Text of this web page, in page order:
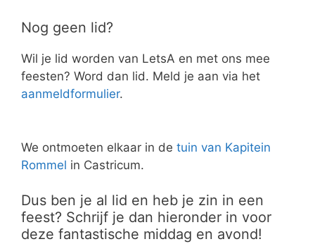
Nog geen lid?
Wil je lid worden van LetsA en met ons mee
feesten? Word dan lid. Meld je aan via het
aanmeldformulier.
We ontmoeten elkaar in de tuin van Kapitein
Rommel in Castricum.
Dus ben je al lid en heb je zin in een
feest? Schrijf je dan hieronder in voor
deze fantastische middag en avond!